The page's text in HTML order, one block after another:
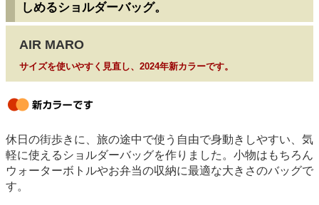
しめるショルダーバッグ。
AIR MARO
サイズを使いやすく見直し、2024年新カラーです。
休日の街歩きに、旅の途中で使う自由で身動きしやすい、気
軽に使えるショルダーバッグを作りました。小物はもちろん
ウォーターボトルやお弁当の収納に最適な大きさのバッグで
す。